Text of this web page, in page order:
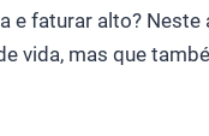
e faturar alto? Neste
vida, mas que